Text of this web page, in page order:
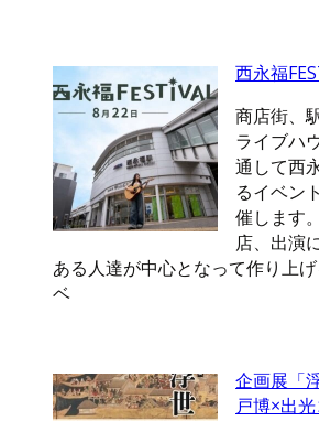
西永福
商店街、
ライブハ
通して西
るイベン
催します
店、出演
ある人達が中心となって作り上
ベ
企画展「
戸博×出